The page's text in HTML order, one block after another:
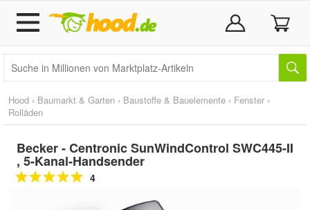
Hood › Baumarkt & Garten › Baustoffe & Bauelemente › Fenster ›
Rolläden
Becker - Centronic SunWindControl SWC445-II
, 5-Kanal-Handsender
4